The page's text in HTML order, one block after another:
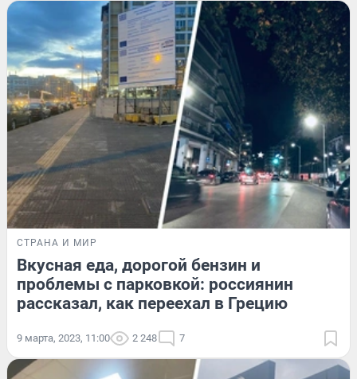
СТРАНА И МИР
Вкусная еда, дорогой бензин и
проблемы с парковкой: россиянин
рассказал, как переехал в Грецию
9 марта, 2023, 11:00 2 248 7